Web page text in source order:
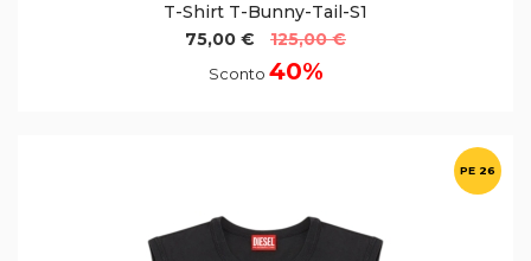
T-Shirt T-Bunny-Tail-S1
75,00 €
125,00 €
Sconto 40%
PE 26